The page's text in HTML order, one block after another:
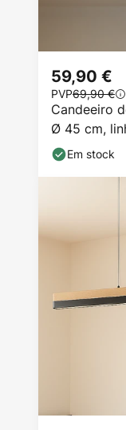
Candeeiro
Ø 45 cm,
59,90 €
PVP69,90 €
Em stock